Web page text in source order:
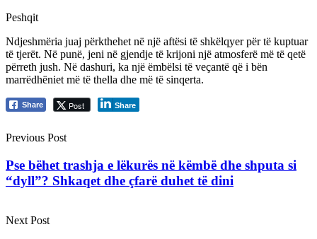
Peshqit
Ndjeshmëria juaj përkthehet në një aftësi të shkëlqyer për të kuptuar
të tjerët. Në punë, jeni në gjendje të krijoni një atmosferë më të qetë
përreth jush. Në dashuri, ka një ëmbëlsi të veçantë që i bën
marrëdhëniet më të thella dhe më të sinqerta.
Share Post Share
Previous Post
Pse bëhet trashja e lëkurës në këmbë dhe shputa si
“dyll”? Shkaqet dhe çfarë duhet të dini
Next Post